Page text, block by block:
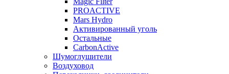
PROACTIVE
Mars Hydro
Активированный уголь
Остальные
CarbonActive
Шумоглушители
Воздуховод